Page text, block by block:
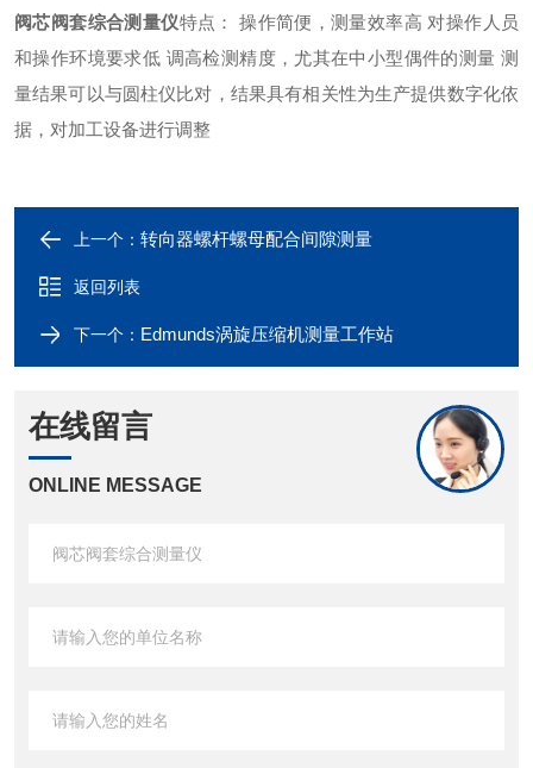
阀芯阀套综合测量仪特点： 操作简便，测量效率高 对操作人员
和操作环境要求低 调高检测精度，尤其在中小型偶件的测量 测
量结果可以与圆柱仪比对，结果具有相关性为生产提供数字化依
据，对加工设备进行调整
上一个： 转向器螺杆螺母配合间隙测量
返回列表
下一个： Edmunds涡旋压缩机测量工作站
在线留言
ONLINE MESSAGE